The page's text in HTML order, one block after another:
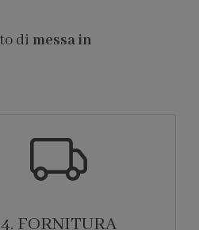
di messa in
6. ASSISTENZA